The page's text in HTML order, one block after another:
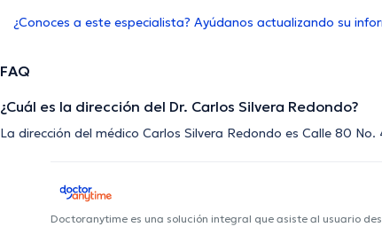
¿Conoces a este especialista? Ayúdanos actualizando su
FAQ
¿Cuál es la dirección del Dr. Carlos Silvera Redondo?
La dirección del médico Carlos Silvera Redondo es Calle 80
Doctoranytime es una solución integral que asiste al usuario